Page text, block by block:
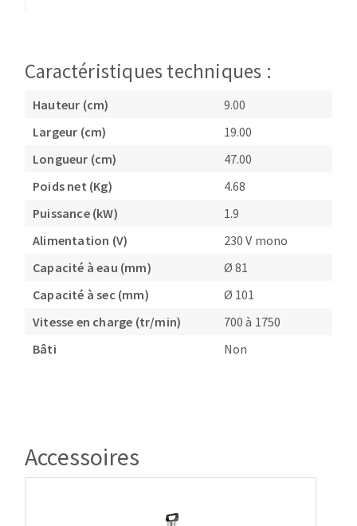
Caractéristiques techniques :
Hauteur (cm)
9.00
Largeur (cm)
19.00
Longueur (cm)
47.00
Poids net (Kg)
4.68
Puissance (kW)
1.9
Alimentation (V)
230 V mono
Capacité à eau (mm)
Ø 81
Capacité à sec (mm)
Ø 101
Vitesse en charge (tr/min)
700 à 1750
Bâti
Non
Accessoires